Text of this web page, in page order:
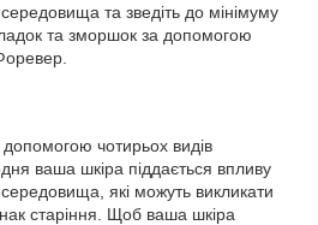
та зведіть до мінімуму
та зморшок за допомогою
чотирьох видів
ваша шкіра піддається впливу
які можуть викликати
старіння. Щоб ваша шкіра